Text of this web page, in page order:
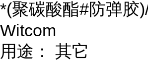
*(聚碳酸酯#防弹胶
Witcom
用途： 其它